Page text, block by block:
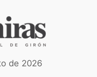
de 2026